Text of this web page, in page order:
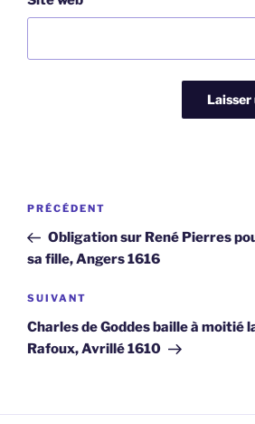
Navigation
l’article
Article
précédent
PRÉCÉDENT
Obligation sur René Pierres
sa fille, Angers 1616
Article
suivant
SUIVANT
Charles de Goddes baille à moitié
Rafoux, Avrillé 1610